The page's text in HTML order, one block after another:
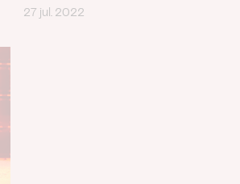
27 jul. 2022